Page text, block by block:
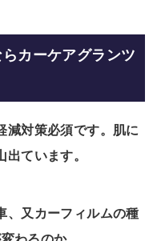
カーケアグランツ
対策必須です。 肌に
出ています。
、又カーフィルムの種